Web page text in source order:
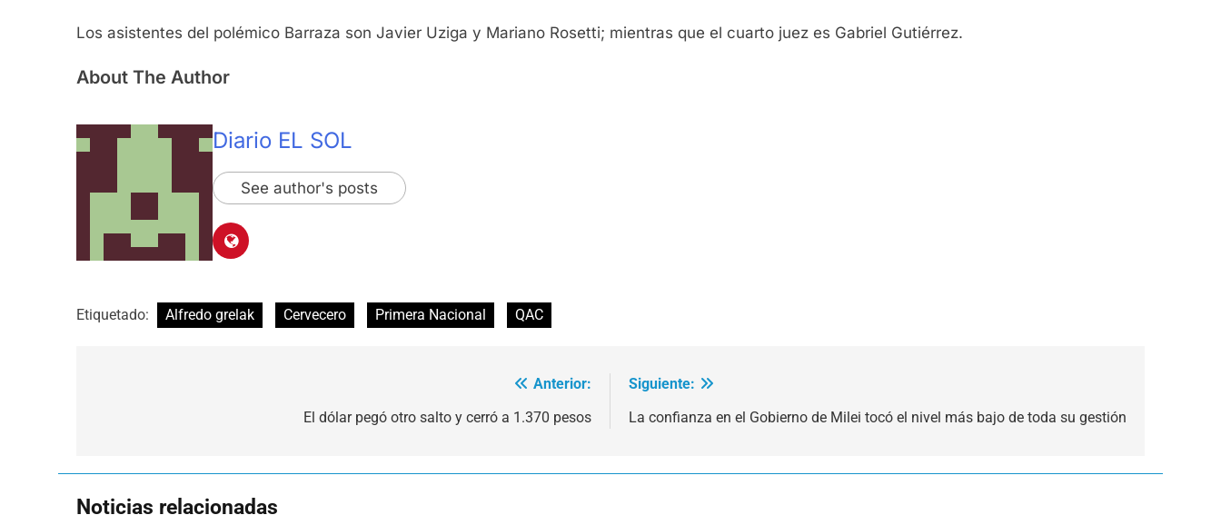
Los asistentes del polémico Barraza son Javier Uziga y Mariano Rosetti; mientras que el cuarto juez es Gabriel Gutiérrez.
About The Author
Diario EL SOL
See author's posts
Etiquetado: Alfredo grelak Cervecero Primera Nacional QAC
Anterior:
El dólar pegó otro salto y cerró a 1.370 pesos
Siguiente:
La confianza en el Gobierno de Milei tocó el nivel más bajo de toda su gestión
Noticias relacionadas